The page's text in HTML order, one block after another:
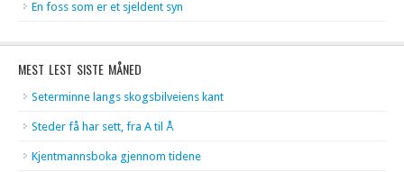
En foss som er et sjeldent syn
MEST LEST SISTE MÅNED
Seterminne langs skogsbilveiens kant
Steder få har sett, fra A til Å
Kjentmannsboka gjennom tidene